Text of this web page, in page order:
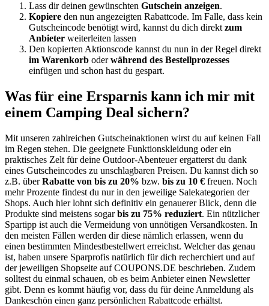
Lass dir deinen gewünschten Gutschein anzeigen.
Kopiere den nun angezeigten Rabattcode. Im Falle, dass kein
Gutscheincode benötigt wird, kannst du dich direkt zum
Anbieter weiterleiten lassen
Den kopierten Aktionscode kannst du nun in der Regel direkt
im Warenkorb oderwährend des Bestellprozesses
einfügen und schon hast du gespart.
Was für eine Ersparnis kann ich mir mit
einem Camping Deal sichern?
Mit unseren zahlreichen Gutscheinaktionen wirst du auf keinen Fall
im Regen stehen. Die geeignete Funktionskleidung oder ein
praktisches Zelt für deine Outdoor-Abenteuer ergatterst du dank
eines Gutscheincodes zu unschlagbaren Preisen. Du kannst dich so
z.B. überRabatte von bis zu 20% bzw. bis zu 10 € freuen. Noch
mehr Prozente findest du nur in den jeweilige Salekategorien der
Shops. Auch hier lohnt sich definitiv ein genauerer Blick, denn die
Produkte sind meistens sogarbis zu 75% reduziert. Ein nützlicher
Spartipp ist auch die Vermeidung von unnötigen Versandkosten. In
den meisten Fällen werden dir diese nämlich erlassen, wenn du
einen bestimmten Mindestbestellwert erreichst. Welcher das genau
ist, haben unsere Sparprofis natürlich für dich recherchiert und auf
der jeweiligen Shopseite aufCOUPONS.DE beschrieben. Zudem
solltest du einmal schauen, ob es beim Anbieter einen Newsletter
gibt. Denn es kommt häufig vor, dass du für deine Anmeldung als
Dankeschön einen ganz persönlichen Rabattcode erhältst.